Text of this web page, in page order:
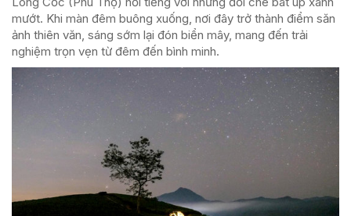
mướt. Khi màn đêm buông xuống, nơi đây trở thành điểm săn
ảnh thiên văn, sáng sớm lại đón biển mây, mang đến trải
nghiệm trọn vẹn từ đêm đến bình minh.